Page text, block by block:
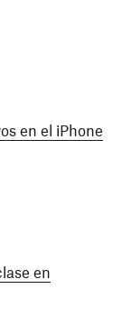
en el iPhone
en